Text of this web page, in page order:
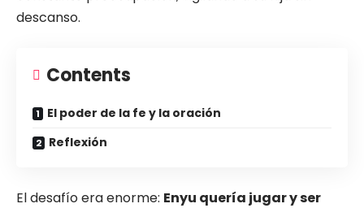
descanso.
Contents
El poder de la fe y la oración
Reflexión
El desafío era enorme: Enyu quería jugar y ser